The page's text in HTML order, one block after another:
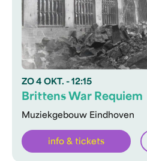
ZO 4 OKT. - 12:15
Muziekgebouw Eindhoven
Brittens War Requiem
info & tickets